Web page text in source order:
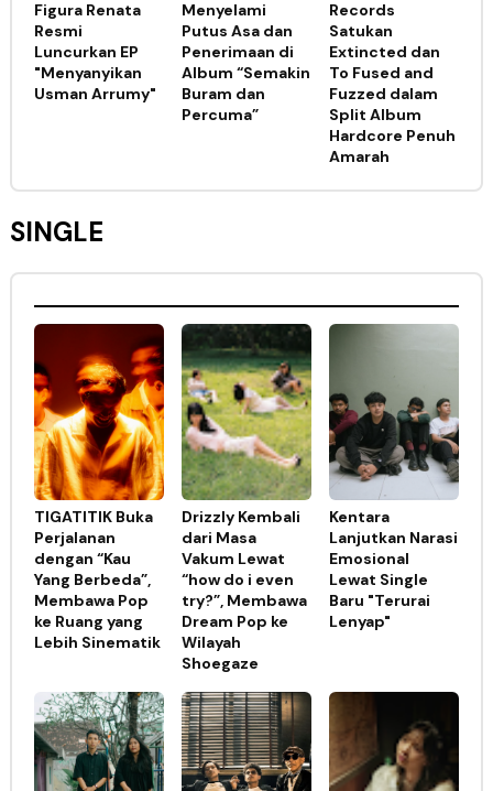
Figura Renata
Resmi
Luncurkan EP
"Menyanyikan
Usman Arrumy"
Menyelami
Putus Asa dan
Penerimaan di
Album “Semakin
Buram dan
Percuma”
Records
Satukan
Extincted dan
To Fused and
Fuzzed dalam
Split Album
Hardcore Penuh
Amarah
SINGLE
TIGATITIK Buka
Perjalanan
dengan “Kau
Yang Berbeda”,
Membawa Pop
ke Ruang yang
Lebih Sinematik
Drizzly Kembali
dari Masa
Vakum Lewat
“how do i even
try?”, Membawa
Dream Pop ke
Wilayah
Shoegaze
Kentara
Lanjutkan Narasi
Emosional
Lewat Single
Baru "Terurai
Lenyap"